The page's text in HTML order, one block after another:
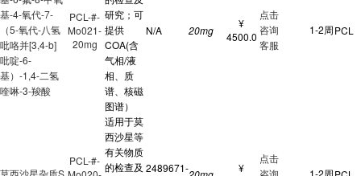
基-4-氧代-7-
（5-氧代-八氢
吡咯并[3,4-b]
吡啶-6-
基）-1,4-二氢
喹啉-3-羧酸
PCL-#-
Mo021-
20mg
研究；可
提供
COA(含
气相/液
相、质
谱、核磁
图谱）
N/A 20mg
¥
4500.0
点击
咨询
客服
1-2周PCL
PCL-#-
适用于莫
西沙星等
有关物质
的检查及 2489671-
¥
点击